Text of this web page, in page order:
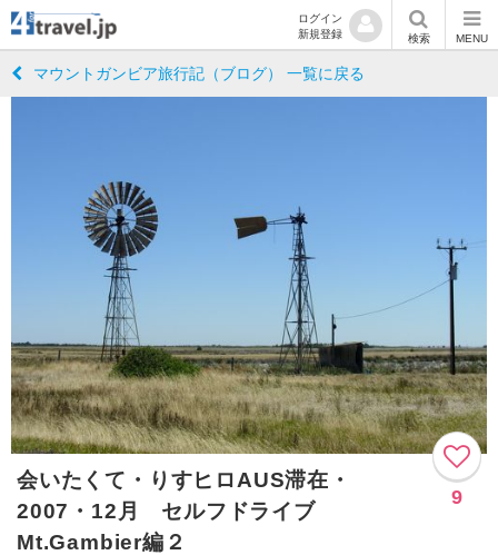
ログイン
新規登録
検索 MENU
マウントガンビア旅行記（ブログ） 一覧に戻る
会いたくて・りすヒロAUS滞在・
2007・12月 セルフドライブ
Mt.Gambier編２
9